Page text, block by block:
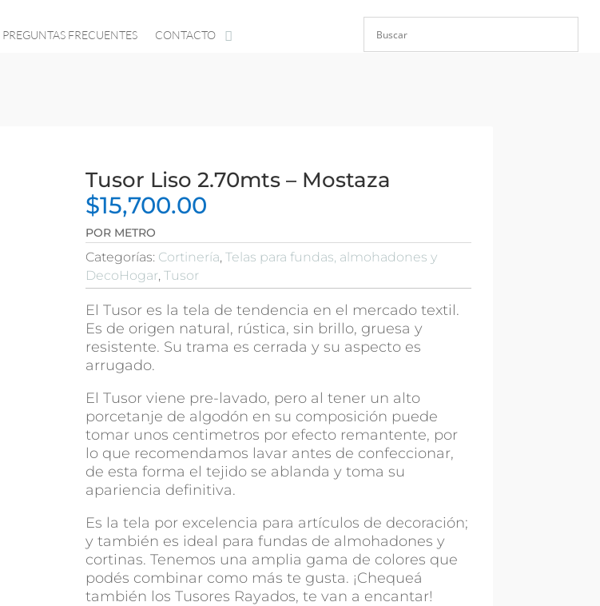
PREGUNTAS FRECUENTES CONTACTO
Tusor Liso 2.70mts – Mostaza
$15,700.00
POR METRO
Categorías: Cortinería,Telas para fundas, almohadones y
DecoHogar,Tusor
El Tusor es la tela de tendencia en el mercado textil.
Es de origen natural, rústica, sin brillo, gruesa y
resistente. Su trama es cerrada y su aspecto es
arrugado.
El Tusor viene pre-lavado, pero al tener un alto
porcetanje de algodón en su composición puede
tomar unos centimetros por efecto remantente, por
lo que recomendamos lavar antes de confeccionar,
de esta forma el tejido se ablanda y toma su
apariencia definitiva.
Es la tela por excelencia para artículos de decoración;
y también es ideal para fundas de almohadones y
cortinas. Tenemos una amplia gama de colores que
podés combinar como más te gusta. ¡Chequeá
también los Tusores Rayados, te van a encantar!